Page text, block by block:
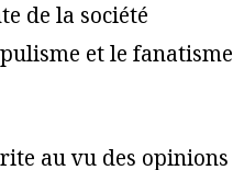
de la société
et le fanatisme
au vu des opinions